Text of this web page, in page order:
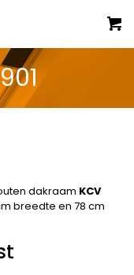
dakraam KCV
breedte en 78 cm